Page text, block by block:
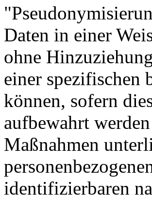
Daten in einer
ohne
einer spezifischen
können, sofern
aufbewahrt
Maßnahmen
identifizierbaren